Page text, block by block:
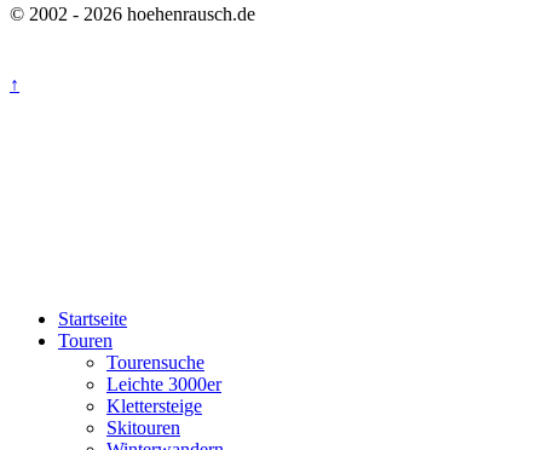
© 2002 - 2026 hoehenrausch.de
↑
Startseite
Touren
Tourensuche
Leichte 3000er
Klettersteige
Skitouren